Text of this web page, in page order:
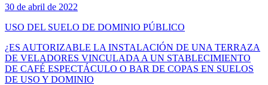
30 de abril de 2022
USO DEL SUELO DE DOMINIO PÚBLICO
¿ES AUTORIZABLE LA INSTALACIÓN DE UNA TERRAZA
DE VELADORES VINCULADA A UN STABLECIMIENTO
DE CAFÉ ESPECTÁCULO O BAR DE COPAS EN SUELOS
DE USO Y DOMINIO